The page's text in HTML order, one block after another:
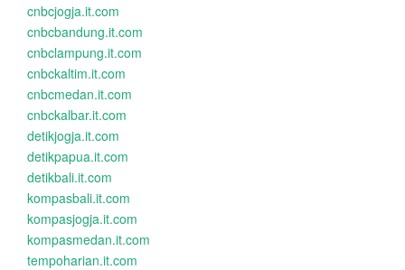
cnbcjogja.it.com
cnbcbandung.it.com
cnbclampung.it.com
cnbckaltim.it.com
cnbcmedan.it.com
cnbckalbar.it.com
detikjogja.it.com
detikpapua.it.com
detikbali.it.com
kompasbali.it.com
kompasjogja.it.com
kompasmedan.it.com
tempoharian.it.com